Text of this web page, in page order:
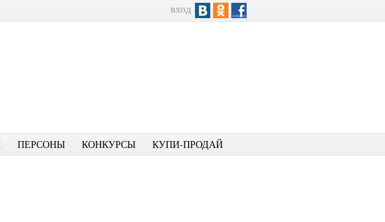
вход
ПЕРСОНЫ КОНКУРСЫ КУПИ-ПРОДАЙ